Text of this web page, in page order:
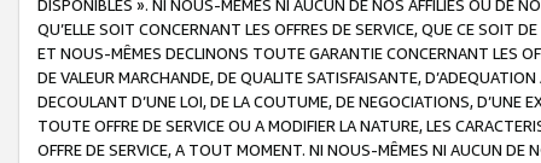
DISPONIBLES ». NI NOUS-MEMES NI AUCUN DE NOS AFFILIES OU DE
QU’ELLE SOIT CONCERNANT LES OFFRES DE SERVICE, QUE CE SOIT
ET NOUS-MÊMES DECLINONS TOUTE GARANTIE CONCERNANT LES
DE VALEUR MARCHANDE, DE QUALITE SATISFAISANTE,
DECOULANT D’UNE LOI, DE LA COUTUME, DE NEGOCIATIONS, D’UNE
TOUTE OFFRE DE SERVICE OU A MODIFIER LA NATURE, LES
OFFRE DE SERVICE, A TOUT MOMENT. NI NOUS-MÊMES NI AUCUN DE